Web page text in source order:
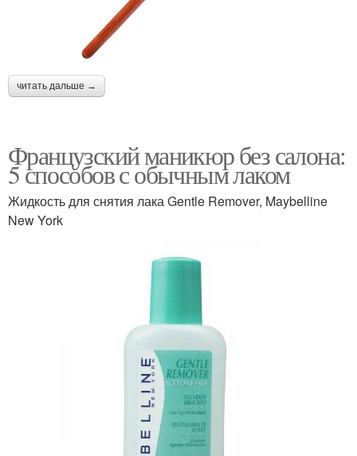
читать дальше →
Французский маникюр без салона:
5 способов с обычным лаком
Жидкость для снятия лака Gentle Remover, Maybelline
New York